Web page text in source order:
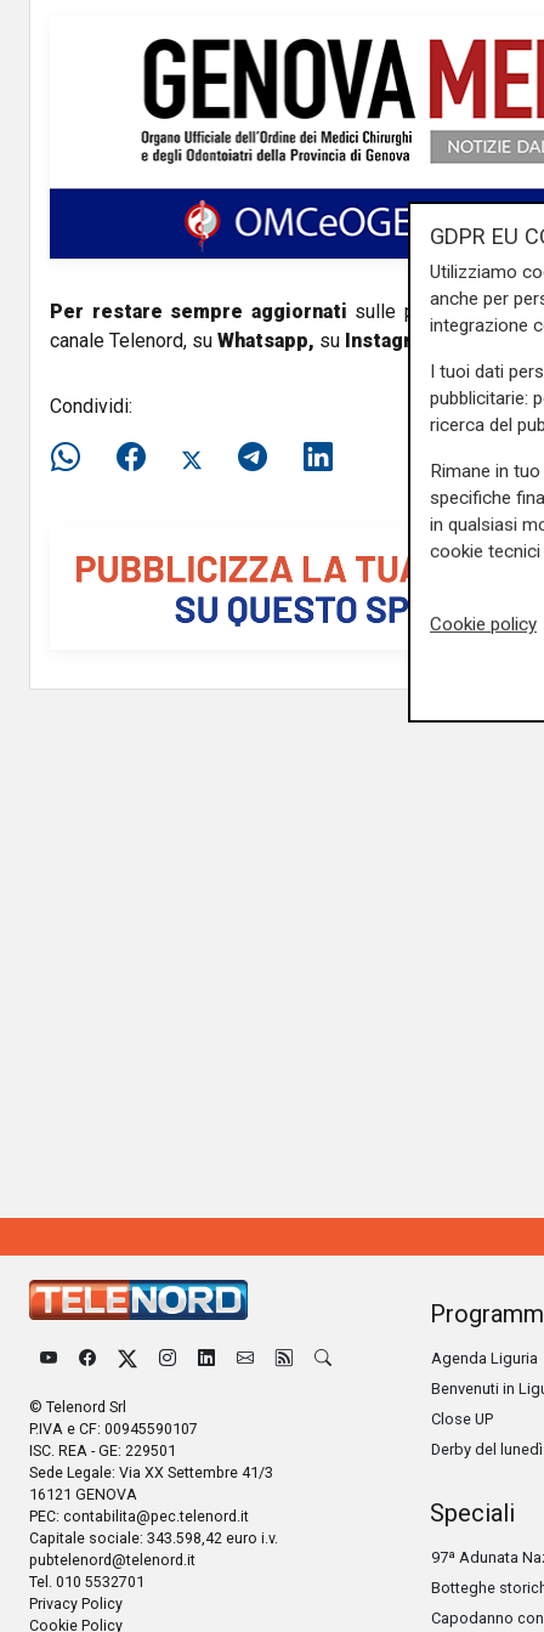
d
e
o
Per restare sempre aggiornati sulle principali
canale Telenord, su Whatsapp, su Instagram su
Condividi:
© Telenord Srl
P.IVA e CF: 00945590107
ISC. REA - GE: 229501
Sede Legale: Via XX Settembre 41/3
16121 GENOVA
PEC: contabilita@pec.telenord.it
Capitale sociale: 343.598,42 euro i.v.
pubtelenord@telenord.it
Tel. 010 5532701
Privacy Policy
Cookie Policy
Agenda Liguria
Benvenuti in
Close UP
Derby del lunedì
Speciali
97ª Adunata
Botteghe
Capodanno
GDPR EU
Utilizziamo
anche per
integrazione
I tuoi dati
pubblicitarie:
ricerca del
Rimane in
specifiche
in qualsiasi
cookie tecnici
Cookie policy